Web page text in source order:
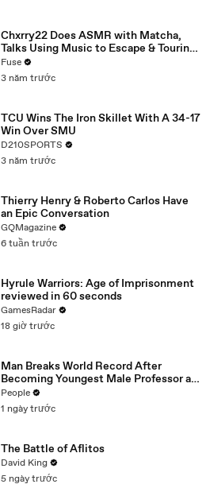
Chxrry22 Does ASMR with Matcha,
Talks Using Music to Escape & Touring
with The Weeknd
Fuse
3 năm trước
TCU Wins The Iron Skillet With A 34-17
Win Over SMU
D210SPORTS
3 năm trước
Thierry Henry & Roberto Carlos Have
an Epic Conversation
GQMagazine
6 tuần trước
Hyrule Warriors: Age of Imprisonment
reviewed in 60 seconds
GamesRadar
18 giờ trước
Man Breaks World Record After
Becoming Youngest Male Professor at
18. Now, He’s Teaching Students His
Age
People
1 ngày trước
The Battle of Aflitos
David King
5 ngày trước